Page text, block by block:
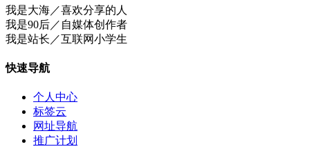
我是大海／喜欢分享的人
我是90后／自媒体创作者
我是站长／互联网小学生
快速导航
个人中心
标签云
网址导航
推广计划